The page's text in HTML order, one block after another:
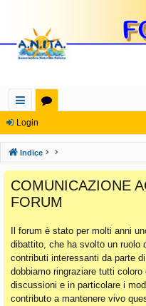
oll
eg
a
m
en
ti
Ra
pi
di
u
m
Login
Indice
COMUNICAZIONE
FORUM
Il forum è stato per molti anni
dibattito, che ha svolto un ruolo
contributi interessanti da parte
dobbiamo ringraziare tutti
discussioni e in particolare i
contributo a mantenere vivo